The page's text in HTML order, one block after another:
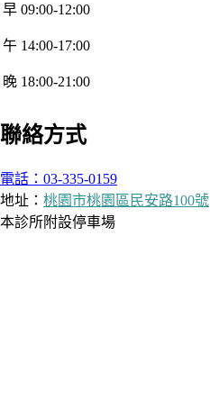
早 09:00-12:00
午 14:00-17:00
晚 18:00-21:00
聯絡方式
電話：03-335-0159
地址： 桃園市桃園區民安路100號
本診所附設停車場